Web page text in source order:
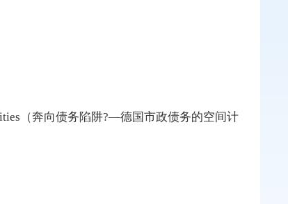
（奔向债务陷阱?—德国市政债务的空间计